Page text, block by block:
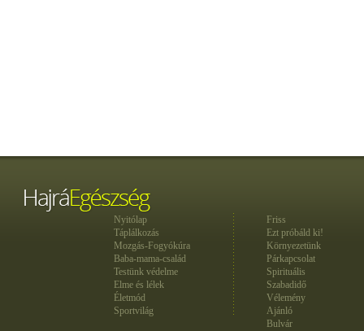
Nyitólap
Táplálkozás
Mozgás-Fogyókúra
Baba-mama-család
Testünk védelme
Elme és lélek
Életmód
Sportvilág
Friss
Ezt próbáld ki!
Környezetünk
Párkapcsolat
Spirituális
Szabadidő
Vélemény
Ajánló
Bulvár